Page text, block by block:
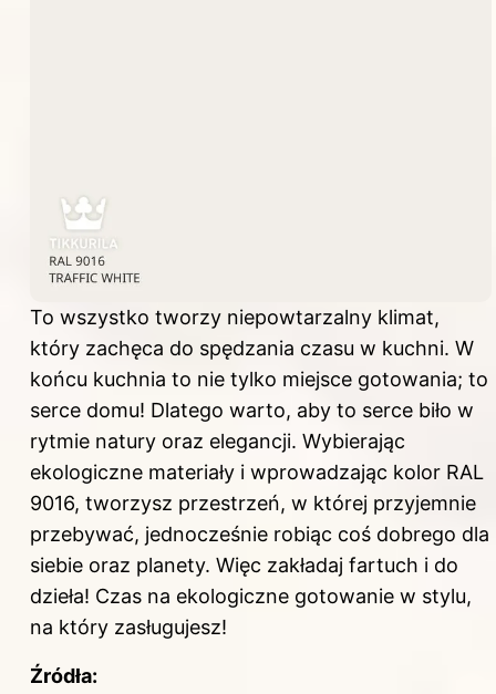
To wszystko tworzy niepowtarzalny klimat,
który zachęca do spędzania czasu w kuchni. W
końcu kuchnia to nie tylko miejsce gotowania; to
serce domu! Dlatego warto, aby to serce biło w
rytmie natury oraz elegancji. Wybierając
ekologiczne materiały i wprowadzając kolor RAL
9016, tworzysz przestrzeń, w której przyjemnie
przebywać, jednocześnie robiąc coś dobrego dla
siebie oraz planety. Więc zakładaj fartuch i do
dzieła! Czas na ekologiczne gotowanie w stylu,
na który zasługujesz!
Źródła: